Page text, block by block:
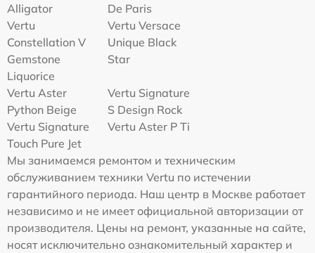
Alligator
De Paris
Vertu
Constellation V
Gemstone
Liquorice
Vertu Versace
Unique Black
Star
Vertu Aster
Python Beige
Vertu Signature
S Design Rock
Vertu Signature
Touch Pure Jet
Vertu Aster P Ti
Мы занимаемся ремонтом и техническим
обслуживанием техники Vertu по истечении
гарантийного периода. Наш центр в Москве работает
независимо и не имеет официальной авторизации от
производителя. Цены на ремонт, указанные на сайте,
носят исключительно ознакомительный характер и